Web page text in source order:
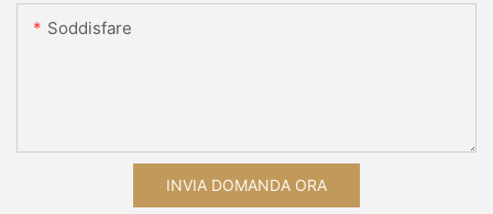
Soddisfare
INVIA DOMANDA ORA